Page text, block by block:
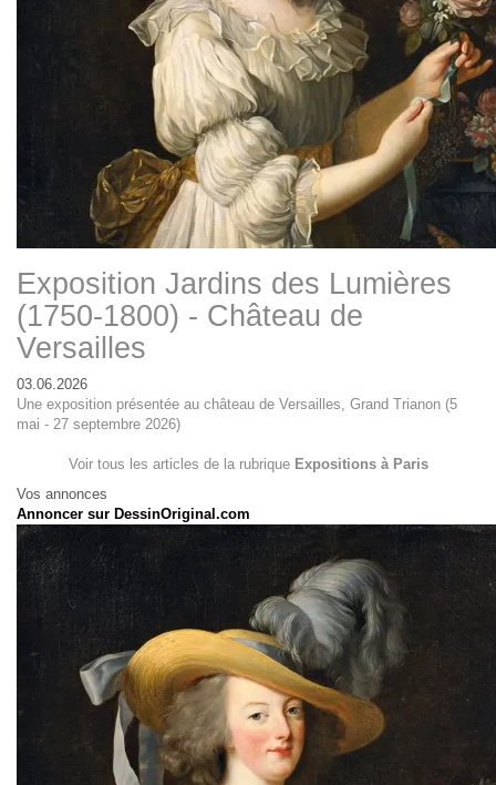
Exposition Jardins des Lumières
(1750-1800) - Château de
Versailles
03.06.2026
Une exposition présentée au château de Versailles, Grand Trianon (5
mai - 27 septembre 2026)
Voir tous les articles de la rubrique Expositions à Paris
Vos annonces
Annoncer sur DessinOriginal.com